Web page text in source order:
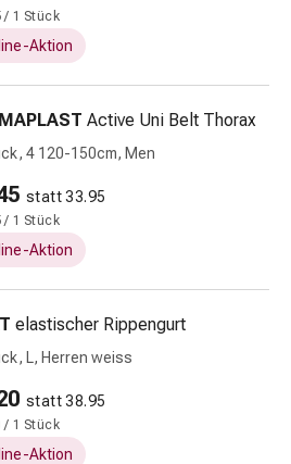
/ 1 Stück
Aktion
Active Uni Belt Thorax
4 120-150cm, Men
statt 33.95
/ 1 Stück
Aktion
elastischer Rippengurt
L, Herren weiss
statt 38.95
/ 1 Stück
Aktion